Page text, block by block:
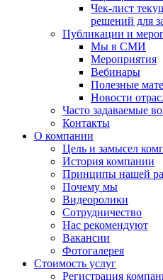
Чек-лист
решений для
Публикации и
Мы в СМИ
Мероприятия
Вебинары
Полезные
Новости
Часто задаваемые
Контакты
О компании
Цель и замысел
История компании
Принципы нашей
Почему мы
Видеоролики
Сотрудничество
Нас рекомендуют
Вакансии
Фотогалерея
Стоимость услуг
Регистрация